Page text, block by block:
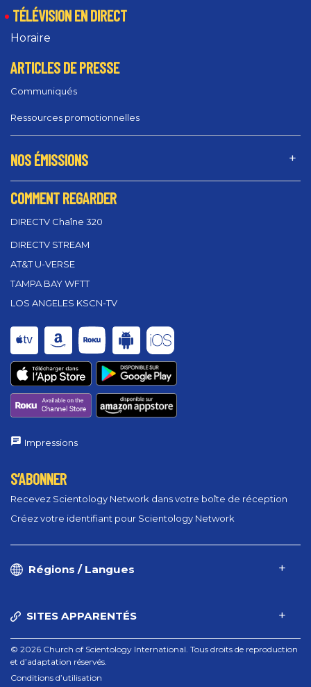
TÉLÉVISION EN DIRECT
Horaire
ARTICLES DE PRESSE
Communiqués
Ressources promotionnelles
NOS ÉMISSIONS
COMMENT REGARDER
DIRECTV Chaîne 320
DIRECTV STREAM
AT&T U-VERSE
TAMPA BAY WFTT
LOS ANGELES KSCN-TV
Impressions
S’ABONNER
Recevez Scientology Network dans votre boîte de réception
Créez votre identifiant pour Scientology Network
Régions / Langues
SITES APPARENTÉS
© 2026 Church of Scientology International. Tous droits de reproduction
et d’adaptation réservés.
Conditions d’utilisation